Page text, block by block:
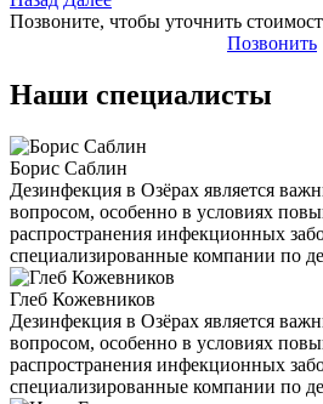
Позвоните, чтобы уточнить
Позвонить
Наши специалисты
Борис Саблин
Дезинфекция в Озёрах является
вопросом, особенно в условиях
распространения инфекционных
специализированные компании по
Глеб Кожевников
Дезинфекция в Озёрах является
вопросом, особенно в условиях
распространения инфекционных
специализированные компании по